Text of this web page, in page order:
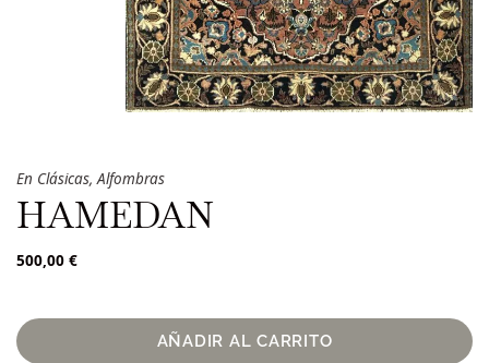
En Clásicas,Alfombras
HAMEDAN
500,00 €
AÑADIR AL CARRITO